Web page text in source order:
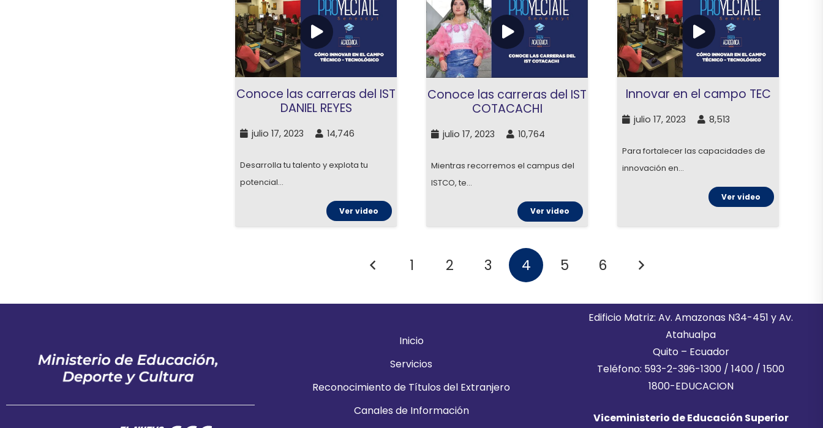
Conoce las carreras del IST
DANIEL REYES
julio 17, 2023 14,746
Desarrolla tu talento y explota tu
potencial…
Ver video
Conoce las carreras del IST
COTACACHI
julio 17, 2023 10,764
Mientras recorremos el campus del
ISTCO, te…
Ver video
Innovar en el campo TEC
julio 17, 2023 8,513
Para fortalecer las capacidades de
innovación en…
Ver video
1 2 3 4 5 6
Inicio
Servicios
Reconocimiento de Títulos del Extranjero
Canales de Información
Edificio Matriz: Av. Amazonas N34-451 y Av.
Atahualpa
Quito – Ecuador
Teléfono: 593-2-396-1300 / 1400 / 1500
1800-EDUCACION
Viceministerio de Educación Superior